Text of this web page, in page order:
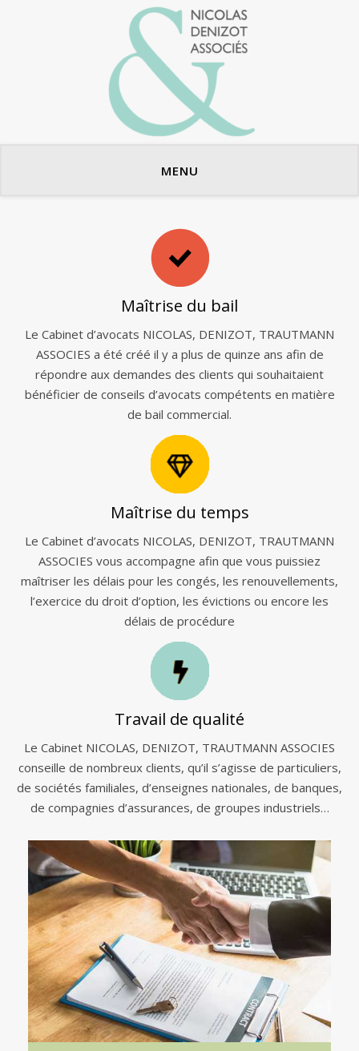
MENU
Maîtrise du bail
Le Cabinet d’avocats NICOLAS, DENIZOT, TRAUTMANN
ASSOCIES a été créé il y a plus de quinze ans afin de
répondre aux demandes des clients qui souhaitaient
bénéficier de conseils d’avocats compétents en matière
de bail commercial.
Maîtrise du temps
Le Cabinet d’avocats NICOLAS, DENIZOT, TRAUTMANN
ASSOCIES vous accompagne afin que vous puissiez
maîtriser les délais pour les congés, les renouvellements,
l’exercice du droit d’option, les évictions ou encore les
délais de procédure
Travail de qualité
Le Cabinet NICOLAS, DENIZOT, TRAUTMANN ASSOCIES
conseille de nombreux clients, qu’il s’agisse de particuliers,
de sociétés familiales, d’enseignes nationales, de banques,
de compagnies d’assurances, de groupes industriels…